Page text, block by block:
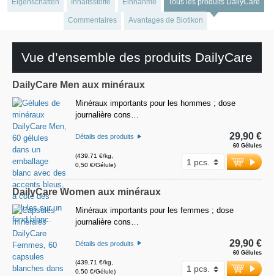
Eigenschaften Inhaltsstoffe Einnahme Tous les produits DailyCare
Commentaires Avantages de Biotikon
Vue d’ensemble des produits DailyCare
DailyCare Men aux minéraux
Minéraux importants pour les hommes ; dose
journalière cons…
Détails des produits
(439,71 €/kg,
0,50 €/Gélule)
60 Gélules
29,90 €
DailyCare Women aux minéraux
Minéraux importants pour les femmes ; dose
journalière cons…
Détails des produits
(439,71 €/kg,
0,50 €/Gélule)
60 Gélules
29,90 €